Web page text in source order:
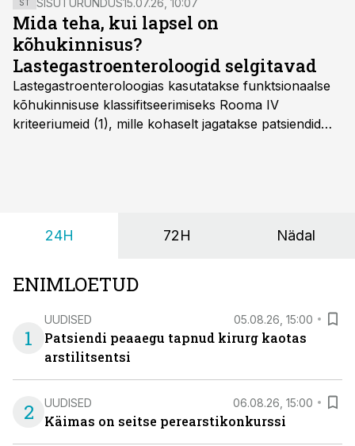
ST SISUTURUNDUS15.07.26, 10:07
Mida teha, kui lapsel on
kõhukinnisus?
Lastegastroenteroloogid selgitavad
Lastegastroenteroloogias kasutatakse funktsionaalse
kõhukinnisuse klassifitseerimiseks Rooma IV
kriteeriumeid (1), mille kohaselt jagatakse patsiendid
24H 72H Nädal
ENIMLOETUD
1
UUDISED 05.08.26, 15:00
Patsiendi peaaegu tapnud kirurg kaotas
arstilitsentsi
2 UUDISED 06.08.26, 15:00
Käimas on seitse perearstikonkurssi